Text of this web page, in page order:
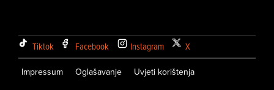
Tiktok Facebook Instagram X
Impressum Oglašavanje Uvjeti korištenja